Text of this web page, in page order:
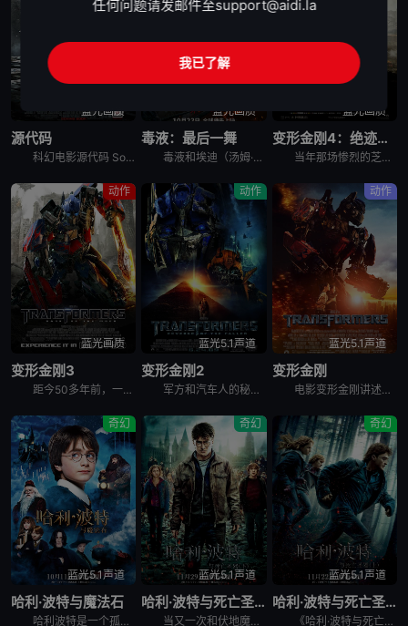
蓝光画质
源代码
科幻电影源代码 Source Code讲述在阿富汗执行任务的美国空军飞行员科特史蒂文斯上尉（杰克·吉伦哈尔 Jake Gyllenhaal 饰）突然惊醒，发现自己在一辆高速行驶的列车上，而他的身边
蓝光画质
毒液：最后一舞
毒液和埃迪（汤姆·哈迪 Tom Hardy 饰）迎来至暗时刻。一边是人类神秘组织的穷追猛打，一边是外星共生体大军入侵地球，他们一心同体，花式解锁海陆空作战新形态。面对两边的疯狂追捕，这对亡命搭档将
蓝光画质
变形金刚4：绝迹重生
当年那场惨烈的芝加哥大战，汽车人虽然成功击退了霸天虎的入侵，却也让地球人对他们失去了应有的信任与尊重。由美国中情局组建的“墓风”部队对所有的变形金刚进行无差别的猎杀，一时间汽车人和霸天虎全都在地球
动作
蓝光画质
变形金刚3
距今50多年前，一艘来自赛博坦的飞船坠落月球，由此引发了美苏两国的太空竞赛。人类争相登上月球，只为一探飞船残骸中的秘密。时间回到21世纪初，经过几番征战，汽车人终于挫败霸天虎的入侵，继而与人类合作
动作
蓝光5.1声道
变形金刚2
军方和汽车人的秘密合作计划面临被取消的危险，而重新复活的威震天和红蜘蛛引领霸天虎军队，密谋夺取能量源，企图在地球掀起又一场腥风血雨。 &nbsp; &nbsp; &nbsp; &nbsp; &nb
动作
蓝光5.1声道
变形金刚
电影变形金刚讲述的是：“霸天虎”的先遣部队旋风和毒蝎袭击了美军位于卡塔尔的军事基地，与此同时，路障帮助他的搭档迷乱潜入了美国总统的座机空中一号，通过电脑获悉，要想找到威震天就必须找到维特维奇家族的
奇幻
蓝光5.1声道
哈利·波特与魔法石
哈利波特是一个孤儿，从小寄养在姨妈家，受尽欺凌。但就在哈利11岁生日的时候，他意外收到了霍格沃茨学院的入学通知书。哈利从该学院派来接他的巨人海格口中得知，这是一间魔法学院，并得知了自己的身世，原来
奇幻
蓝光5.1声道
哈利·波特与死亡圣器(下)
当又一次和伏地魔（拉尔夫·费因斯 Ralph Fiennes 饰）的意识连通，哈利·波特（丹尼尔·雷德克里夫 Daniel Radcliffe 饰）断定最后一件魂器藏在霍格沃茨，于是和罗恩（鲁伯特
奇幻
蓝光5.1声道
哈利·波特与死亡圣器(上)
《哈利·波特与死亡圣器》邓不利多死后，伏地魔（Ralph Fiennes 饰）与食死徒入侵魔法学校，魔法部也被伏地魔的爪牙操控，邪恶的阴云笼罩魔法世界上空。在哈利·波特（丹尼尔·雷德克里夫 Dan
任何问题请发邮件至support@aidi.la
我已了解